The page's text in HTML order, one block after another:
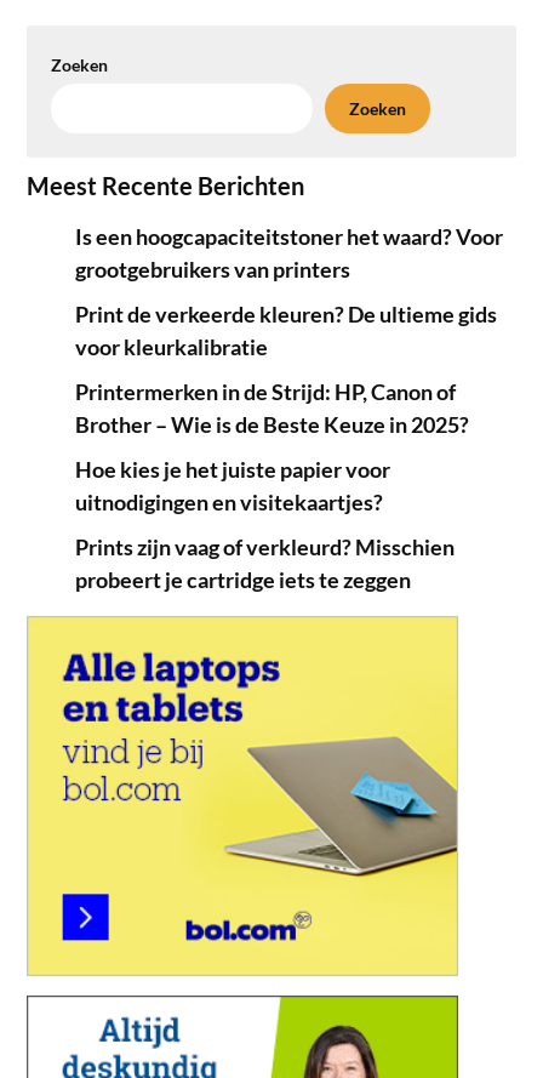
Zoeken
Zoeken
Meest Recente Berichten
Is een hoogcapaciteitstoner het waard? Voor
grootgebruikers van printers
Print de verkeerde kleuren? De ultieme gids
voor kleurkalibratie
Printermerken in de Strijd: HP, Canon of
Brother – Wie is de Beste Keuze in 2025?
Hoe kies je het juiste papier voor
uitnodigingen en visitekaartjes?
Prints zijn vaag of verkleurd? Misschien
probeert je cartridge iets te zeggen